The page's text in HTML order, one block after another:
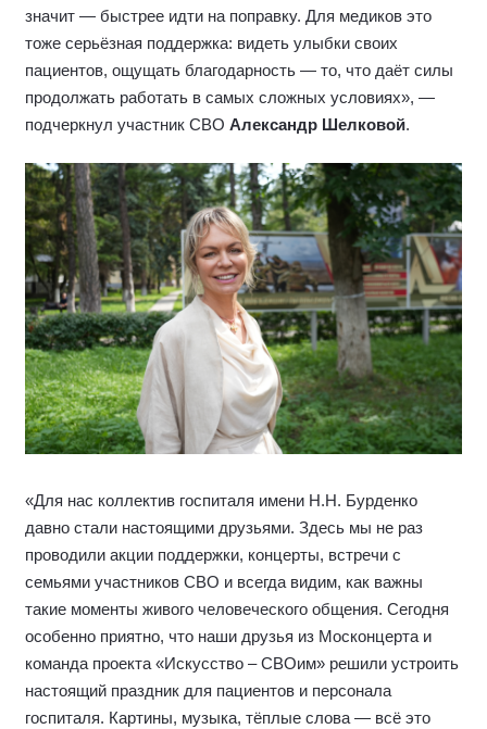
значит — быстрее идти на поправку. Для медиков это
тоже серьёзная поддержка: видеть улыбки своих
пациентов, ощущать благодарность — то, что даёт силы
продолжать работать в самых сложных условиях», —
подчеркнул участник СВО Александр Шелковой.
«Для нас коллектив госпиталя имени Н.Н. Бурденко
давно стали настоящими друзьями. Здесь мы не раз
проводили акции поддержки, концерты, встречи с
семьями участников СВО и всегда видим, как важны
такие моменты живого человеческого общения. Сегодня
особенно приятно, что наши друзья из Москонцерта и
команда проекта «Искусство – СВОим» решили устроить
настоящий праздник для пациентов и персонала
госпиталя. Картины, музыка, тёплые слова — всё это